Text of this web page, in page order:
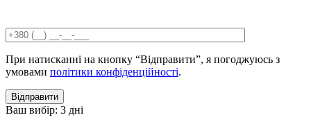
При натисканні на кнопку “Відправити”, я погоджуюсь з
умовами політики конфіденційності.
Відправити
Ваш вибір: 3 дні